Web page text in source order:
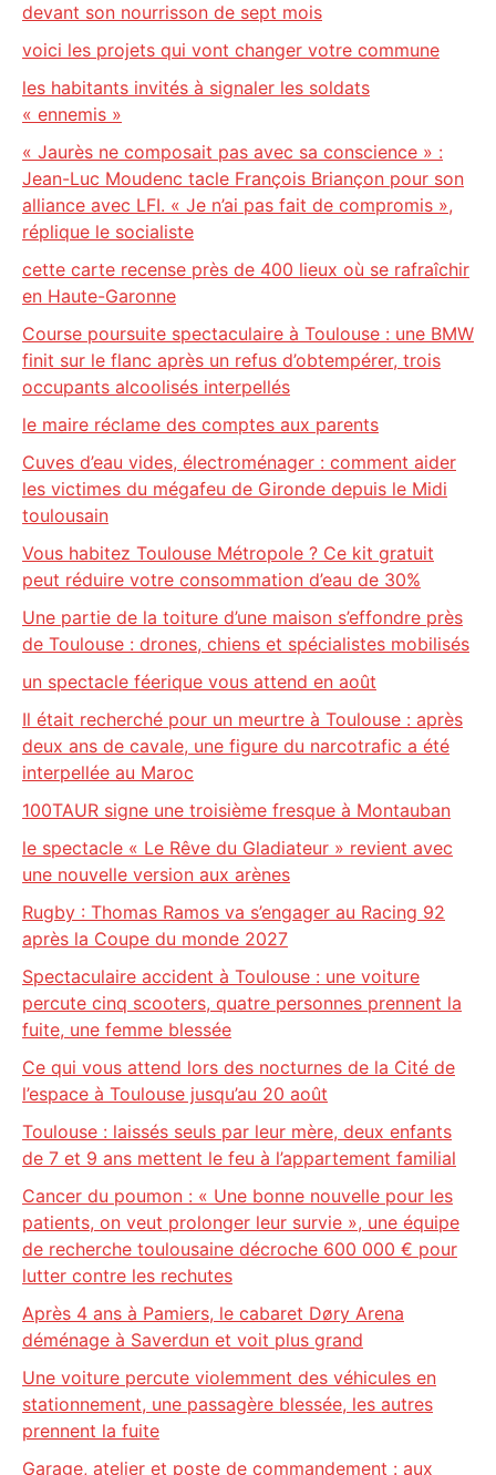
devant son nourrisson de sept mois
voici les projets qui vont changer votre commune
les habitants invités à signaler les soldats
« ennemis »
« Jaurès ne composait pas avec sa conscience » :
Jean-Luc Moudenc tacle François Briançon pour son
alliance avec LFI. « Je n’ai pas fait de compromis »,
réplique le socialiste
cette carte recense près de 400 lieux où se rafraîchir
en Haute-Garonne
Course poursuite spectaculaire à Toulouse : une BMW
finit sur le flanc après un refus d’obtempérer, trois
occupants alcoolisés interpellés
le maire réclame des comptes aux parents
Cuves d’eau vides, électroménager : comment aider
les victimes du mégafeu de Gironde depuis le Midi
toulousain
Vous habitez Toulouse Métropole ? Ce kit gratuit
peut réduire votre consommation d’eau de 30%
Une partie de la toiture d’une maison s’effondre près
de Toulouse : drones, chiens et spécialistes mobilisés
un spectacle féerique vous attend en août
Il était recherché pour un meurtre à Toulouse : après
deux ans de cavale, une figure du narcotrafic a été
interpellée au Maroc
100TAUR signe une troisième fresque à Montauban
le spectacle « Le Rêve du Gladiateur » revient avec
une nouvelle version aux arènes
Rugby : Thomas Ramos va s’engager au Racing 92
après la Coupe du monde 2027
Spectaculaire accident à Toulouse : une voiture
percute cinq scooters, quatre personnes prennent la
fuite, une femme blessée
Ce qui vous attend lors des nocturnes de la Cité de
l’espace à Toulouse jusqu’au 20 août
Toulouse : laissés seuls par leur mère, deux enfants
de 7 et 9 ans mettent le feu à l’appartement familial
Cancer du poumon : « Une bonne nouvelle pour les
patients, on veut prolonger leur survie », une équipe
de recherche toulousaine décroche 600 000 € pour
lutter contre les rechutes
Après 4 ans à Pamiers, le cabaret Døry Arena
déménage à Saverdun et voit plus grand
Une voiture percute violemment des véhicules en
stationnement, une passagère blessée, les autres
prennent la fuite
Garage, atelier et poste de commandement : aux